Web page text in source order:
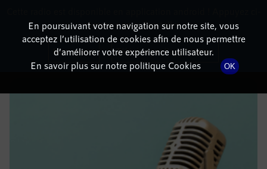
DÉTAILS DE L'ÉPISODE
12 avril 2022 à 16h59, durée : Invalid date
En poursuivant votre navigation sur notre site, vous
acceptez l’utilisation de cookies afin de nous permettre
d’améliorer votre expérience utilisateur.
En savoir plus sur notre politique Cookies
OK
dessous pour l'installer.
Non merci Télécharger l'application